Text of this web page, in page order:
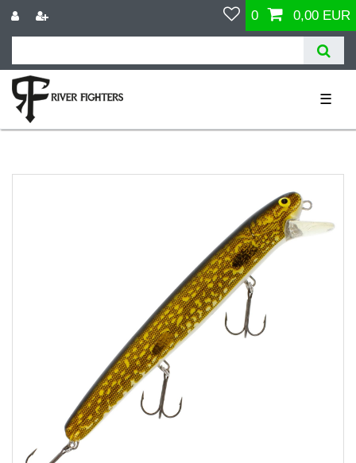
0 0,00 EUR
☰